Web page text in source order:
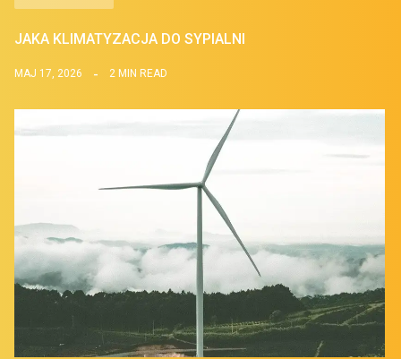
JAKA KLIMATYZACJA DO SYPIALNI
MAJ 17, 2026 2 MIN READ